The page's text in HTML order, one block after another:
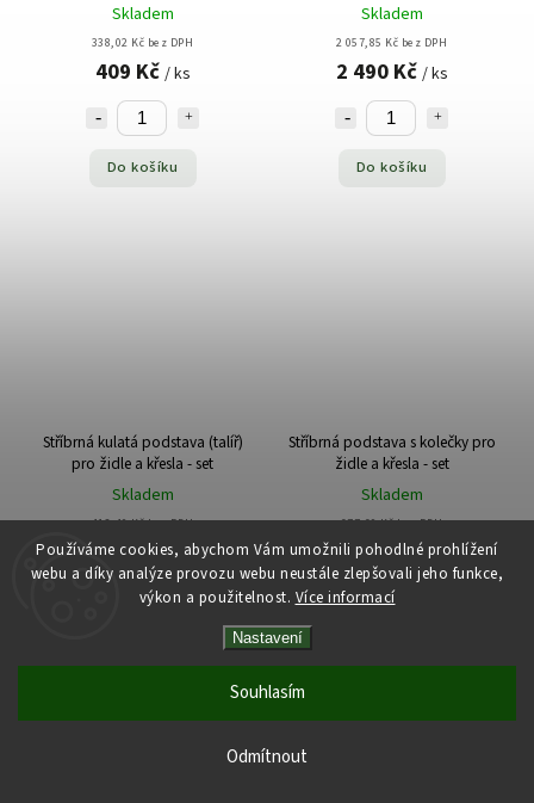
Používáme cookies, abychom Vám umožnili pohodlné prohlížení
webu a díky analýze provozu webu neustále zlepšovali jeho funkce,
výkon a použitelnost. Více informací
Nastavení
Odmítnout
Souhlasím
Skladem
338,02 Kč bez DPH
409 Kč / ks
Do košíku
Skladem
2 057,85 Kč bez DPH
2 490 Kč / ks
Do košíku
Stříbrná kulatá podstava (talíř)
pro židle a křesla - set
Skladem
412,40 Kč bez DPH
499 Kč/ St
Stříbrná podstava s kolečky pro
židle a křesla - set
Skladem
677,69 Kč bez DPH
820 Kč/ St